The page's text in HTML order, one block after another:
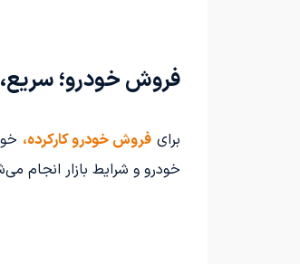
فروش خودرو؛
برای فروش خودرو کارکرده،
خودرو و شرایط بازار انجام